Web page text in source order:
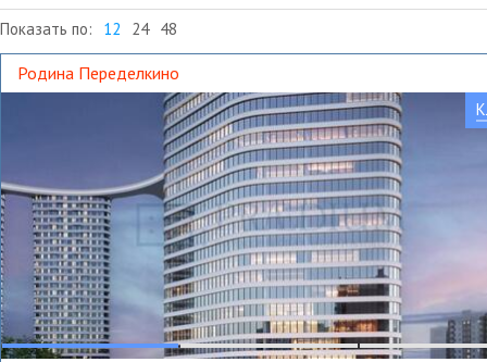
Показать по: 12 24 48
Родина Переделкино